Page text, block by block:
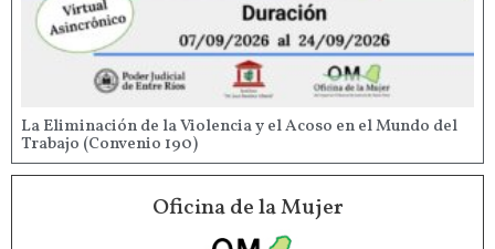
La Eliminación de la Violencia y el Acoso en el Mundo del
Trabajo (Convenio 190)
Oficina de la Mujer